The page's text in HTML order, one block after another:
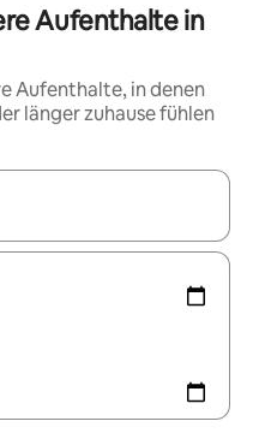
Aufenthalte in
Aufenthalte, in denen
länger zuhause fühlen
navigiere mit den